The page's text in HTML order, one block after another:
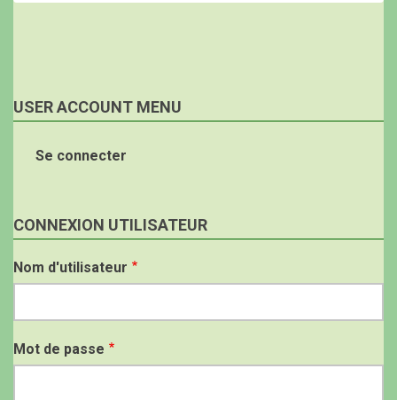
USER ACCOUNT MENU
Se connecter
CONNEXION UTILISATEUR
Nom d'utilisateur
Mot de passe